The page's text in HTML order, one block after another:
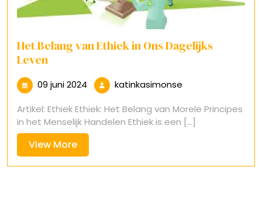
Het Belang van Ethiek in Ons Dagelijks
Leven
09 juni 2024 09
juni
2024
katinkasimonse
Artikel: Ethiek Ethiek: Het Belang van Morele Principes
in het Menselijk Handelen Ethiek is een [...]
View MoreView
More